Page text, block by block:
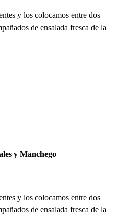
y los colocamos entre dos
de ensalada fresca de la
y Manchego
y los colocamos entre dos
de ensalada fresca de la